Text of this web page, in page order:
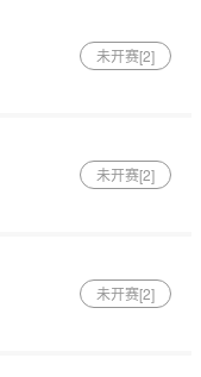
未开赛[2]
未开赛[2]
未开赛[2]